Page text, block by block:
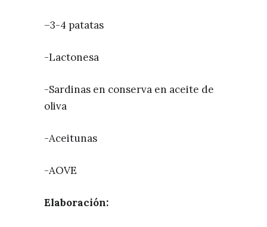
–3-4 patatas
-Lactonesa
-Sardinas en conserva en aceite de
oliva
-Aceitunas
-AOVE
Elaboración: